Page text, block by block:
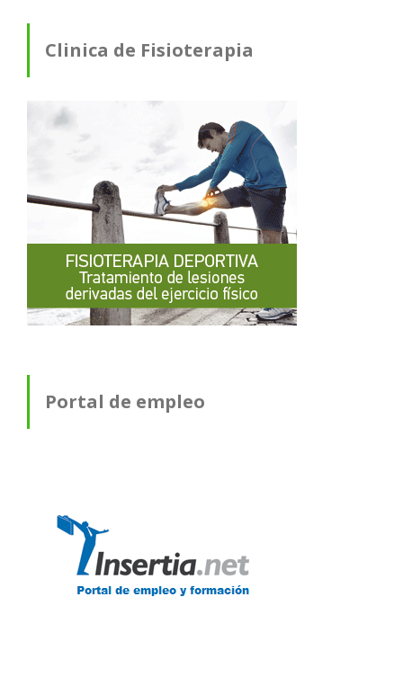
Clinica de Fisioterapia
Portal de empleo